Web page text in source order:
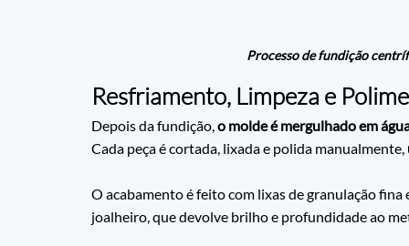
Processo de fundição
Resfriamento, Limpeza e
Depois da fundição, o molde é mergulhado em
Cada peça é cortada, lixada e polida manualmente,
O acabamento é feito com lixas de granulação
joalheiro, que devolve brilho e profundidade ao